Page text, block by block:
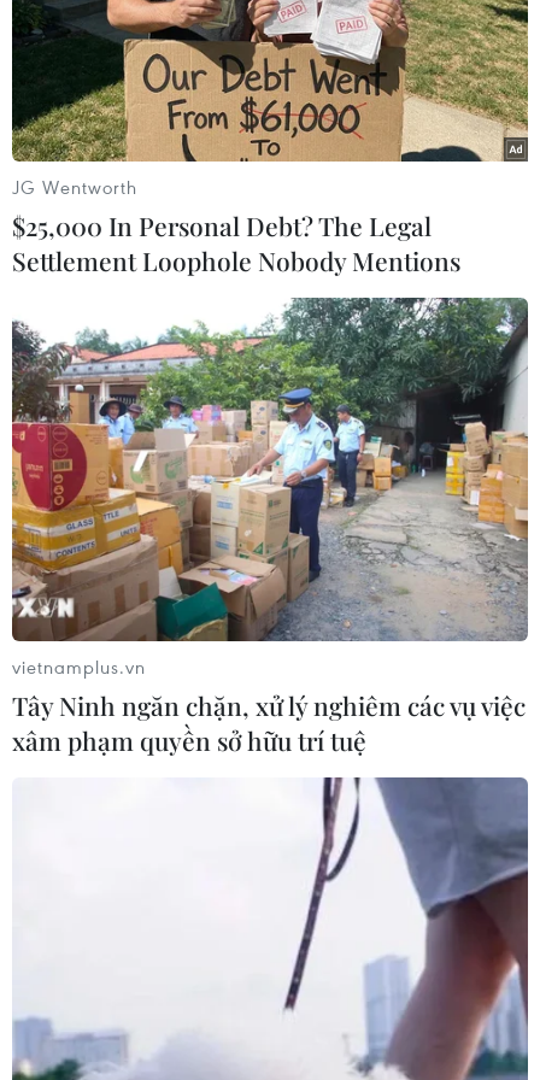
TIN LIÊN QUAN
Kỳ thi tốt nghiệp THPT 2024: Thí
sinh cả nước thi môn Ngữ văn
27/06/2024 02:38
Ngày 27/6, hơn 1 triệu thí sinh trên cả nước chính thức
thí sinh thi môn Ngữ văn và buổi chiều, thi môn Toán.
JG Wentworth
$25,000 In Personal Debt? The Legal
Settlement Loophole Nobody Mentions
vietnamplus.vn
Tây Ninh ngăn chặn, xử lý nghiêm các vụ việc
xâm phạm quyền sở hữu trí tuệ